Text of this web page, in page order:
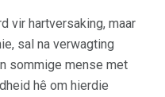
vir hartversaking, maar
sal na verwagting
sommige mense met
hê om hierdie